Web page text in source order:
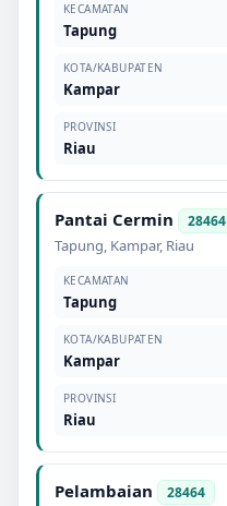
KECAMATAN
Tapung
KOTA/KABUPATEN
Kampar
PROVINSI
Riau
Pantai Cermin 28464
Tapung, Kampar, Riau
KECAMATAN
Tapung
KOTA/KABUPATEN
Kampar
PROVINSI
Riau
Pelambaian 28464